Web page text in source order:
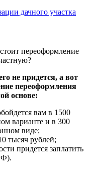
дачного участка
переоформление
не придется, а вот
переоформления
основе:
вам в 1500
варианте и в 300
виде;
тысяч рублей;
придется заплатить